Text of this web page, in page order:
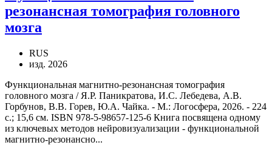
резонансная томография головного
мозга
RUS
изд. 2026
Функциональная магнитно-резонансная томография
головного мозга / Я.Р. Паникратова, И.С. Лебедева, А.В.
Горбунов, В.В. Горев, Ю.А. Чайка. - М.: Логосфера, 2026. - 224
с.; 15,6 см. ISBN 978-5-98657-125-6 Книга посвящена одному
из ключевых методов нейровизуализации - функциональной
магнитно-резонансно...